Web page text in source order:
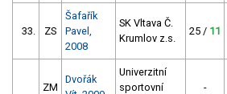
33. ZS
Šafařík
Pavel,
2008
SK Vltava Č.
Krumlov z.s.
25 / 11
ZM
Dvořák
Univerzitní
sportovní
-